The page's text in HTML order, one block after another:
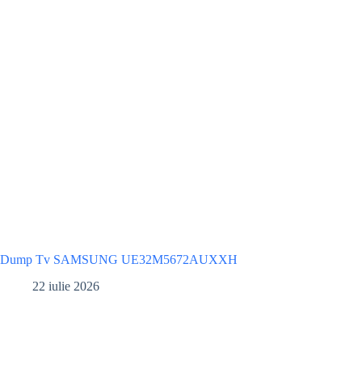
Dump Tv SAMSUNG UE32M5672AUXXH
22 iulie 2026